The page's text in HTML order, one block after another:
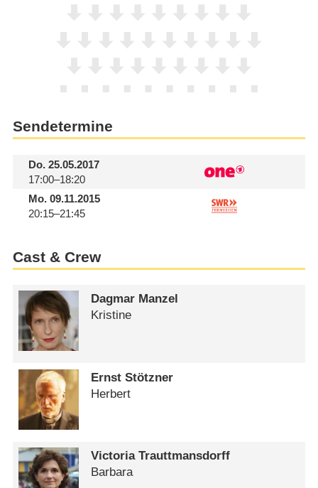
Sendetermine
Do.25.05.2017
17:00–18:20
Mo.09.11.2015
20:15–21:45
Cast & Crew
Dagmar Manzel
Kristine
Ernst Stötzner
Herbert
Victoria Trauttmansdorff
Barbara